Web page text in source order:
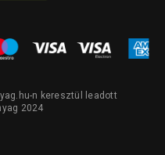
n keresztül leadott
2024